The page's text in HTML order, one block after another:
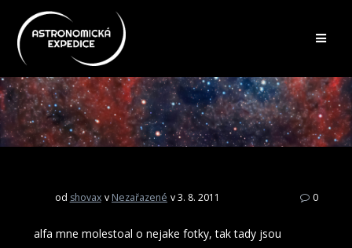
od shovax v Nezařazené v 3. 8. 2011 0
alfa mne molestoal o nejake fotky, tak tady jsou